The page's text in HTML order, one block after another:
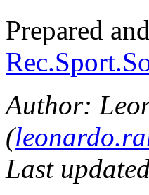
Prepared
Author:
(
Last